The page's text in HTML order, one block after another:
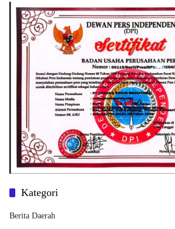
Kategori
Berita Daerah